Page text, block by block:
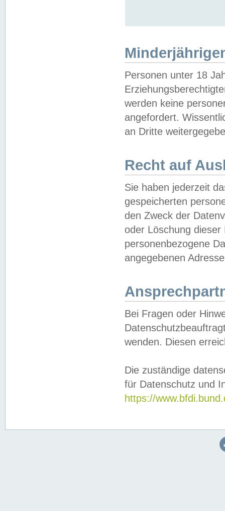
Personen unter 18
werden keine
angefordert.
an Dritte
Recht auf
Sie haben jederzeit
gespeicherten
den Zweck der
oder Löschung
personenbezogene
angegebenen
Bei Fragen oder
wenden. Diesen
Die zuständige
für Datenschutz und
https://